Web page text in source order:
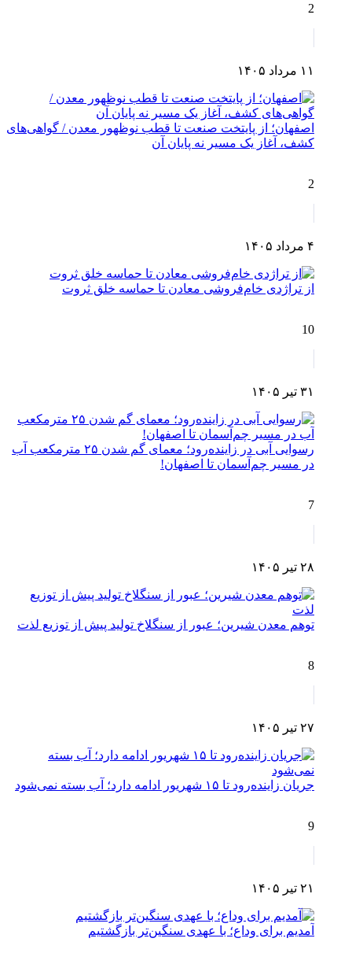
2
۱۱ مرداد ۱۴۰۵
اصفهان؛ از پایتخت صنعت تا قطب نوظهور معدن / گواهی‌های
کشف، آغاز یک مسیر نه پایان آن
2
۴ مرداد ۱۴۰۵
از تراژدی خام‌فروشی معادن تا حماسه خلق ثروت
10
۳۱ تیر ۱۴۰۵
رسوایی آبی در زاینده‌رود؛ معمای گم شدن ۲۵ مترمکعب آب
در مسیر چم‌آسمان تا اصفهان!
7
۲۸ تیر ۱۴۰۵
توهم معدن شیرین؛ عبور از سنگلاخ تولید پیش از توزیع لذت
8
۲۷ تیر ۱۴۰۵
جریان زاینده‌رود تا ۱۵ شهریور ادامه دارد؛ آب بسته نمی‌شود
9
۲۱ تیر ۱۴۰۵
آمدیم برای وداع؛ با عهدی سنگین‌تر بازگشتیم